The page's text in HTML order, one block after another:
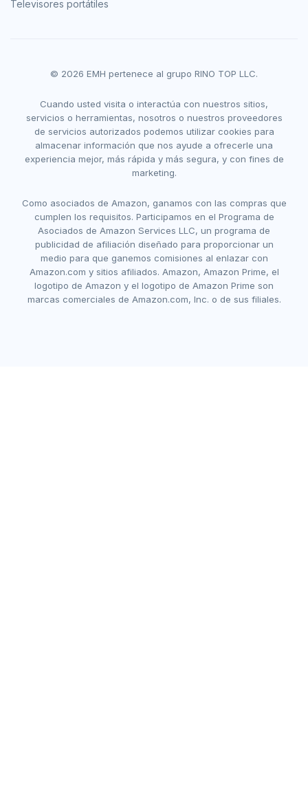
Televisores portátiles
© 2026 EMH pertenece al grupo RINO TOP LLC.
Cuando usted visita o interactúa con nuestros sitios,
servicios o herramientas, nosotros o nuestros proveedores
de servicios autorizados podemos utilizar cookies para
almacenar información que nos ayude a ofrecerle una
experiencia mejor, más rápida y más segura, y con fines de
marketing.
Como asociados de Amazon, ganamos con las compras que
cumplen los requisitos. Participamos en el Programa de
Asociados de Amazon Services LLC, un programa de
publicidad de afiliación diseñado para proporcionar un
medio para que ganemos comisiones al enlazar con
Amazon.com y sitios afiliados. Amazon, Amazon Prime, el
logotipo de Amazon y el logotipo de Amazon Prime son
marcas comerciales de Amazon.com, Inc. o de sus filiales.